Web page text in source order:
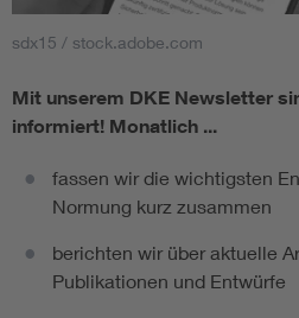
sdx15 / stock.adobe.com
Mit unserem DKE Newsletter
informiert! Monatlich ...
fassen wir die wichtigsten
Normung kurz zusammen
berichten wir über aktuelle
Publikationen und Entwürfe